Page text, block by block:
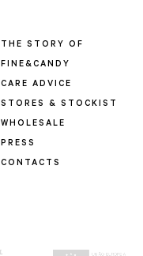
THE STORY OF
FINE&CANDY
CARE ADVICE
STORES & STOCKIST
WHOLESALE
PRESS
CONTACTS